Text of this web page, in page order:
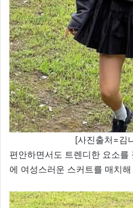
[사진출처=김
편안하면서도 트렌디한 요소를
에 여성스러운 스커트를 매치